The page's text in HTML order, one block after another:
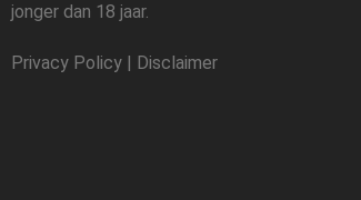
jonger dan 18 jaar.
Privacy Policy | Disclaimer